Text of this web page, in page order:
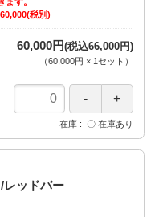
税別)
60,000円(税込66,000円)
（60,000円 × 1セット ）
在庫 〇 在庫あり
レッドバー